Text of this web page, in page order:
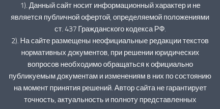
1). Данный сайт носит информационный характер и не
является публичной офертой, определяемой положениями
ст. 437 Гражданского кодекса РФ.
2). На сайте размещены неофициальные редакции текстов
нормативных документов, при решении юридических
вопросов необходимо обращаться к официально
публикуемым документам и изменениям в них по состоянию
на момент принятия решений. Автор сайта не гарантирует
точность, актуальность и полноту представленных